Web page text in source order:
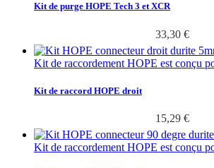
Kit de purge HOPE Tech 3 et XCR
33,30 €
Kit de raccordement HOPE est conçu
Kit de raccord HOPE droit
15,29 €
Kit de raccordement HOPE est conçu